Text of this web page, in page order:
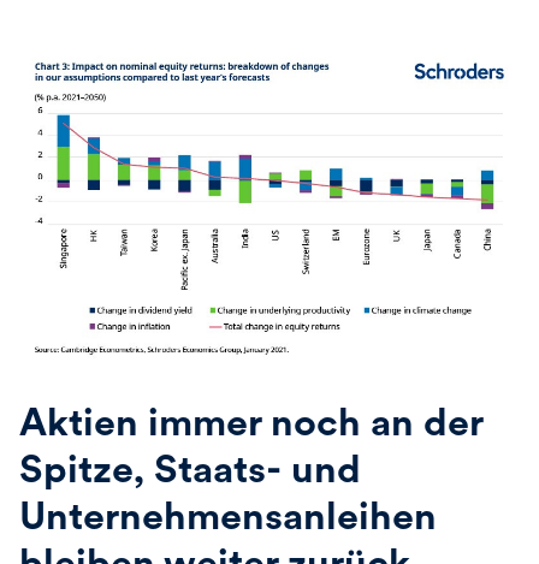
Aktien immer noch an der
Spitze, Staats- und
Unternehmensanleihen